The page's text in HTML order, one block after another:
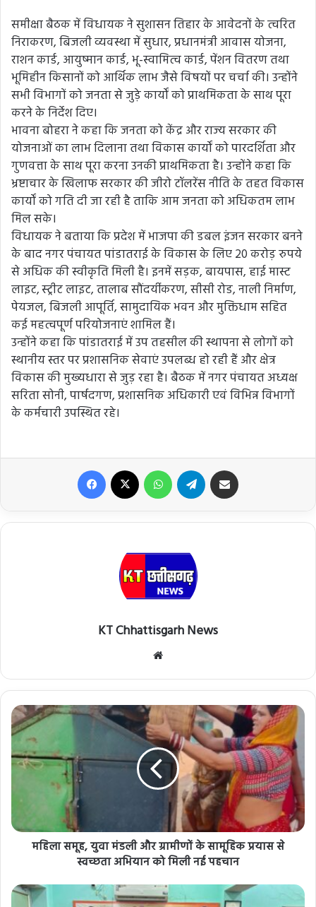
समीक्षा बैठक में विधायक ने सुशासन तिहार के आवेदनों के त्वरित
निराकरण, बिजली व्यवस्था में सुधार, प्रधानमंत्री आवास योजना,
राशन कार्ड, आयुष्मान कार्ड, भू-स्वामित्व कार्ड, पेंशन वितरण तथा
भूमिहीन किसानों को आर्थिक लाभ जैसे विषयों पर चर्चा की। उन्होंने
सभी विभागों को जनता से जुड़े कार्यों को प्राथमिकता के साथ पूरा
करने के निर्देश दिए।
भावना बोहरा ने कहा कि जनता को केंद्र और राज्य सरकार की
योजनाओं का लाभ दिलाना तथा विकास कार्यों को पारदर्शिता और
गुणवत्ता के साथ पूरा करना उनकी प्राथमिकता है। उन्होंने कहा कि
भ्रष्टाचार के खिलाफ सरकार की जीरो टॉलरेंस नीति के तहत विकास
कार्यों को गति दी जा रही है ताकि आम जनता को अधिकतम लाभ
मिल सके।
विधायक ने बताया कि प्रदेश में भाजपा की डबल इंजन सरकार बनने
के बाद नगर पंचायत पांडातराई के विकास के लिए 20 करोड़ रुपये
से अधिक की स्वीकृति मिली है। इनमें सड़क, बायपास, हाई मास्ट
लाइट, स्ट्रीट लाइट, तालाब सौंदर्यीकरण, सीसी रोड, नाली निर्माण,
पेयजल, बिजली आपूर्ति, सामुदायिक भवन और मुक्तिधाम सहित
कई महत्वपूर्ण परियोजनाएं शामिल हैं।
उन्होंने कहा कि पांडातराई में उप तहसील की स्थापना से लोगों को
स्थानीय स्तर पर प्रशासनिक सेवाएं उपलब्ध हो रही हैं और क्षेत्र
विकास की मुख्यधारा से जुड़ रहा है। बैठक में नगर पंचायत अध्यक्ष
सरिता सोनी, पार्षदगण, प्रशासनिक अधिकारी एवं विभिन्न विभागों
के कर्मचारी उपस्थित रहे।
Facebook WhatsApp Telegram
KT Chhattisgarh News
महिला समूह, युवा मंडली और ग्रामीणों के सामूहिक प्रयास से
स्वच्छता अभियान को मिली नई पहचान